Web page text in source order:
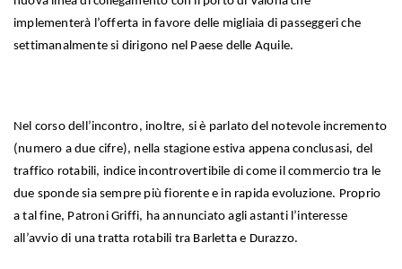
implementerà l’offerta in favore delle migliaia di passeggeri che
settimanalmente si dirigono nel Paese delle Aquile.
Nel corso dell’incontro, inoltre, si è parlato del notevole incremento
(numero a due cifre), nella stagione estiva appena conclusasi, del
traffico rotabili, indice incontrovertibile di come il commercio tra le
due sponde sia sempre più fiorente e in rapida evoluzione. Proprio
a tal fine, Patroni Griffi, ha annunciato agli astanti l’interesse
all’avvio di una tratta rotabili tra Barletta e Durazzo.